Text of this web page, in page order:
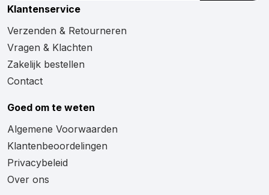
Klantenservice
Verzenden & Retourneren
Vragen & Klachten
Zakelijk bestellen
Contact
Goed om te weten
Algemene Voorwaarden
Klantenbeoordelingen
Privacybeleid
Over ons